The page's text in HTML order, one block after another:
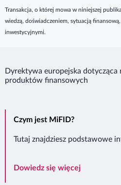
Transakcja, o której mowa w niniejszej
wiedzą, doświadczeniem, sytuacją
inwestycyjnymi.
Dyrektywa europejska
produktów finansowych
Czym jest MiFID?
Tutaj znajdziesz podstawowe
Dowiedz się więcejCzym jest